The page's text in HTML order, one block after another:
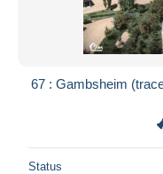
67 : Gambsheim
Status